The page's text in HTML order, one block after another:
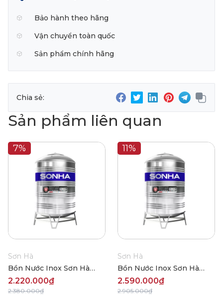
Bảo hành theo hãng
Vận chuyển toàn quốc
Sản phẩm chính hãng
Chia sẻ:
Sản phẩm liên quan
7%
Sơn Hà
Bồn Nước Inox Sơn Hà
Đứng 500L (Φ720)
2.220.000₫
2.380.000₫
11%
Sơn Hà
Bồn Nước Inox Sơn Hà
Đứng 700L (Φ720)
2.590.000₫
2.905.000₫